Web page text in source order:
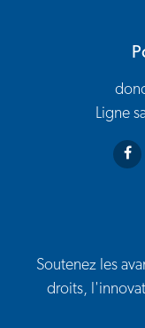
Ligne
Soutenez les
droits,